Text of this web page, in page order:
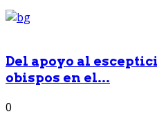
Del apoyo al
obispos en el...
0